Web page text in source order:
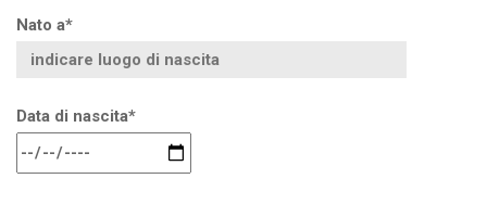
Nato a*
Data di nascita*